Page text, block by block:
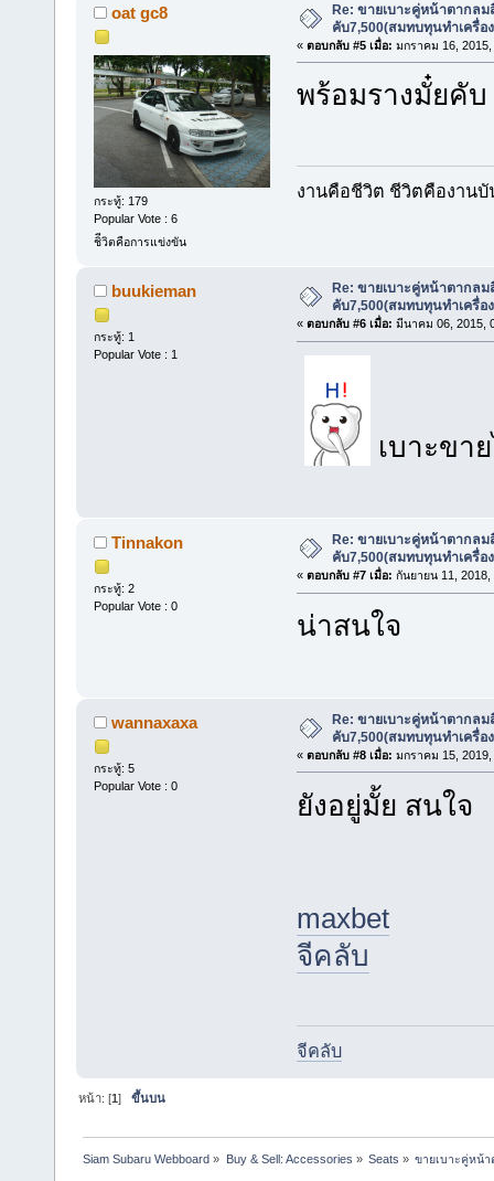
oat gc8
กระทู้: 179
Popular Vote : 6
ชิีวิตคือการแข่งขัน
Re: ขายเบาะคู่หน้าตากล
คับ7,500(สมทบทุนทำเครื่อ
« ตอบกลับ #5 เมื่อ: มกราคม 16, 2015,
พร้อมรางมั๋ยคับ
งานคือชีวิต ชีวิตคืองานบั
buukieman
กระทู้: 1
Popular Vote : 1
Re: ขายเบาะคู่หน้าตากล
คับ7,500(สมทบทุนทำเครื่อ
« ตอบกลับ #6 เมื่อ: มีนาคม 06, 2015,
เบาะขา
Tinnakon
กระทู้: 2
Popular Vote : 0
Re: ขายเบาะคู่หน้าตากล
คับ7,500(สมทบทุนทำเครื่อ
« ตอบกลับ #7 เมื่อ: กันยายน 11, 2018,
น่าสนใจ
wannaxaxa
กระทู้: 5
Popular Vote : 0
Re: ขายเบาะคู่หน้าตากล
คับ7,500(สมทบทุนทำเครื่อ
« ตอบกลับ #8 เมื่อ: มกราคม 15, 2019,
ยังอยู่มั้ย สนใจ
maxbet
จีคลับ
จีคลับ
หน้า: [1]ขึ้นบน
Siam Subaru Webboard » Buy & Sell: Accessories » Seats » ขายเบาะคู่หน้